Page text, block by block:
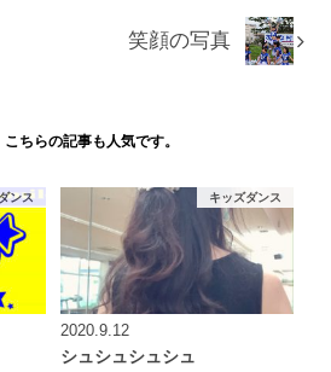
笑顔の写真
こちらの記事も人気です。
ンス キッズダンス
2020.9.12
シュシュシュシュ